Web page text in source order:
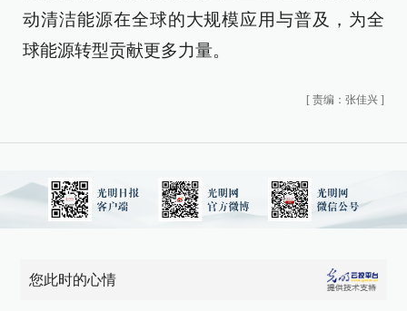
动清洁能源在全球的大规模应用与普及，为全
球能源转型贡献更多力量。
[ 责编：张佳兴 ]
您此时的心情